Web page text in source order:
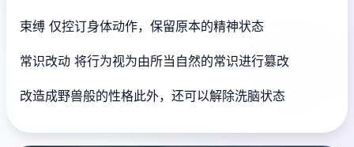
束缚 仅控订身体动作，保留原本的精神状态
常识改动 将行为视为由所当自然的常识进行篡改
改造成野兽般的性格此外，还可以解除洗脑状态